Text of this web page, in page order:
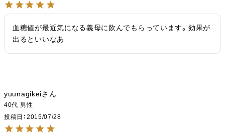
血糖値が最近気になる義母に飲んでもらっています。効果が
出るといいなあ
yuunagikei
40代 男性
投稿日
2015/07/28